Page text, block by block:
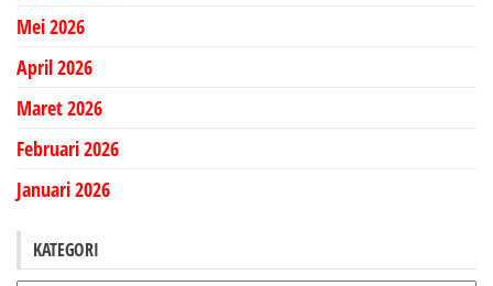
Mei 2026
April 2026
Maret 2026
Februari 2026
Januari 2026
KATEGORI